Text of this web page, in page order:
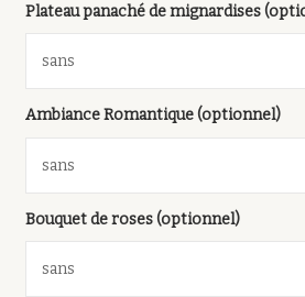
Plateau panaché de mignardises
Ambiance Romantique (optionnel)
Bouquet de roses (optionnel)